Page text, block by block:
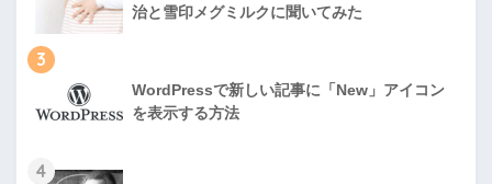
治と雪印メグミルクに聞いてみた
3
WordPressで新しい記事に「New」アイコン
を表示する方法
4